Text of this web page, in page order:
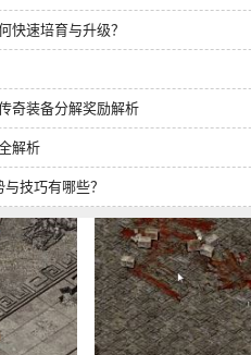
快速培育与升级？
奇装备分解奖励解析
解析
技巧有哪些？